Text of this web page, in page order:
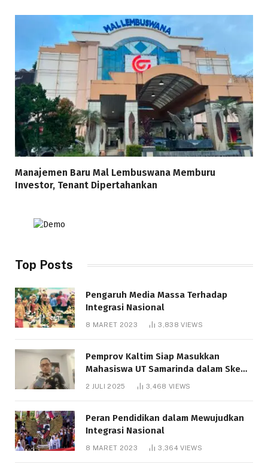
Manajemen Baru Mal Lembuswana Memburu
Investor, Tenant Dipertahankan
Top Posts
Pengaruh Media Massa Terhadap
Integrasi Nasional
8 MARET 2023 3,838VIEWS
Pemprov Kaltim Siap Masukkan
Mahasiswa UT Samarinda dalam Skema
Bantuan Pendidikan Gratispol
2 JULI 2025 3,468 VIEWS
Peran Pendidikan dalam Mewujudkan
Integrasi Nasional
8 MARET 2023 3,364VIEWS